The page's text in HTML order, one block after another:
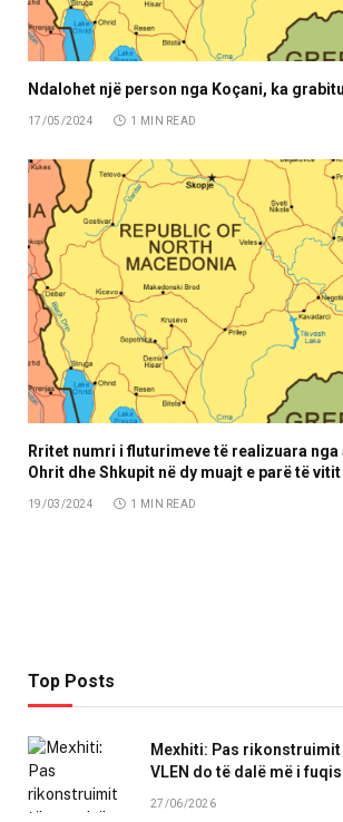
Ndalohet një person nga Koçani, ka
17/05/2024 1 MIN READ
Rritet numri i fluturimeve të realizuara
Ohrit dhe Shkupit në dy muajt e parë të vitit
19/03/2024 1 MIN READ
Top Posts
Mexhiti: Pas
VLEN do të dalë më i
27/06/2026